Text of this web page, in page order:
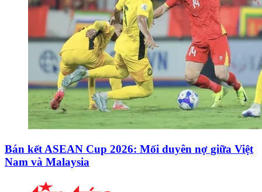
Bán kết ASEAN Cup 2026: Mối duyên nợ giữa Việt
Nam và Malaysia